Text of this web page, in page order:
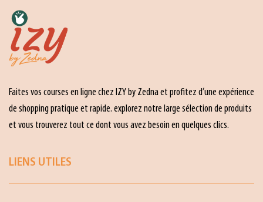
Faites vos courses en ligne chez IZY by Zedna et profitez d’une expérience
de shopping pratique et rapide. explorez notre large sélection de produits
et vous trouverez tout ce dont vous avez besoin en quelques clics.
LIENS UTILES